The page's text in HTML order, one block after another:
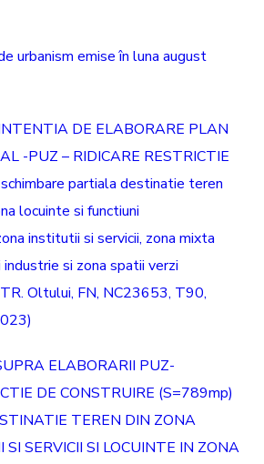
urbanism emise în luna august
DE ELABORARE PLAN
-PUZ – RIDICARE RESTRICTIE
partiala destinatie teren
locuinte si functiuni
institutii si servicii, zona mixta
si zona spatii verzi
Oltului, FN, NC23653, T90,
ELABORARII PUZ-
DE CONSTRUIRE (S=789mp)
TEREN DIN ZONA
SERVICII SI LOCUINTE IN ZONA